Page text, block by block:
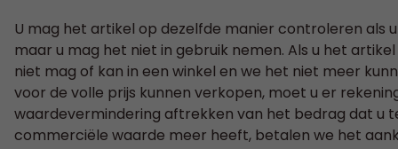
U mag het artikel op dezelfde manier controleren als
maar u mag het niet in gebruik nemen. Als u het
niet mag of kan in een winkel en we het niet meer
voor de volle prijs kunnen verkopen, moet u er
waardevermindering aftrekken van het bedrag dat u
commerciële waarde meer heeft, betalen we het